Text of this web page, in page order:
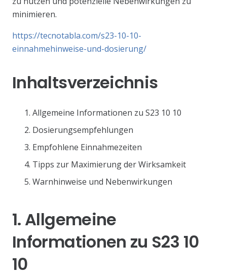
minimieren.
https://tecnotabla.com/s23-10-10-
einnahmehinweise-und-dosierung/
Inhaltsverzeichnis
Allgemeine Informationen zu S23 10 10
Dosierungsempfehlungen
Empfohlene Einnahmezeiten
Tipps zur Maximierung der Wirksamkeit
Warnhinweise und Nebenwirkungen
1. Allgemeine
Informationen zu S23 10
10